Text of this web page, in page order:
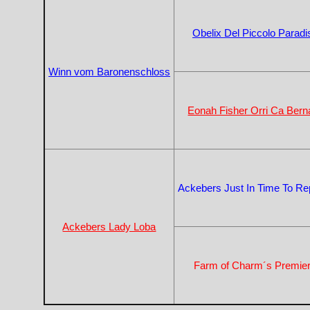
Winn vom Baronenschloss
Obelix Del Piccolo
Eonah Fisher Orri Ca
Ackebers Lady Loba
Ackebers Just In Time To
Farm of Charm´s